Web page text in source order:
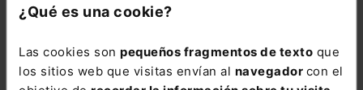
¿Qué es una cookie?
Las cookies son pequeños fragmentos de texto que
los sitios web que visitas envían al navegador con el